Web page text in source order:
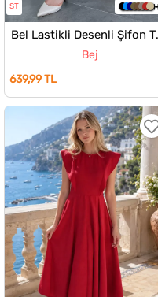
ST
Bel
Bej
639,99 TL